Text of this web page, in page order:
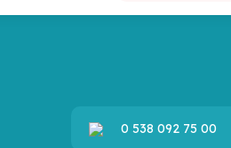
0 538 092 75 00